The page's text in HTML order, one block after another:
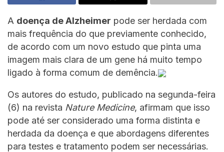
A doença de Alzheimer pode ser herdada com
mais frequência do que previamente conhecido,
de acordo com um novo estudo que pinta uma
imagem mais clara de um gene há muito tempo
ligado à forma comum de demência.
Os autores do estudo, publicado na segunda-feira
(6) na revista Nature Medicine, afirmam que isso
pode até ser considerado uma forma distinta e
herdada da doença e que abordagens diferentes
para testes e tratamento podem ser necessárias.